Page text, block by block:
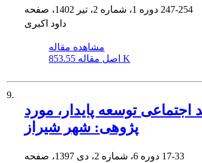
247-254
داود اکبری
مشاهده مقاله
اصل مقاله 853.55 K
9.
توسعه پایدار، مورد
پژوهی: شهر شیراز
17-33